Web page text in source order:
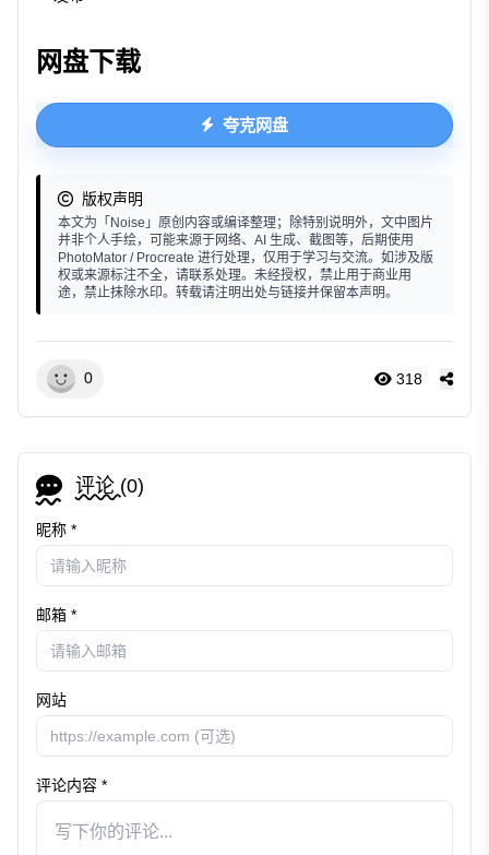
网盘下载
夸克网盘
版权声明
本文为「Noise」原创内容或编译整理；除特别说明外，文中图片
并非个人手绘，可能来源于网络、AI 生成、截图等，后期使用
PhotoMator / Procreate 进行处理，仅用于学习与交流。如涉及版
权或来源标注不全，请联系处理。未经授权，禁止用于商业用
途，禁止抹除水印。转载请注明出处与链接并保留本声明。
0 318
评论 (0)
昵称 *
邮箱 *
网站
评论内容 *